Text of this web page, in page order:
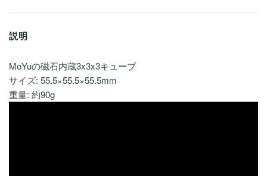
説明
MoYuの磁石内蔵3x3x3キューブ
サイズ: 55.5×55.5×55.5mm
重量: 約90g